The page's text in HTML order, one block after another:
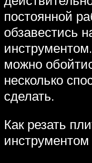
постоянной
обзавестись
можно
несколько
сделать.
Как резать